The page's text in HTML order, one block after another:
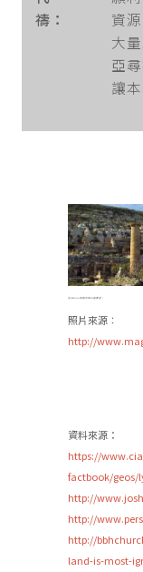
禱：
資
大
亞
讓
在Lathrun發掘出拜占庭教堂。
照片來源︰
http://
資料來源：
https://
factbook/geos/
http://
http://
http://
land-is-most-